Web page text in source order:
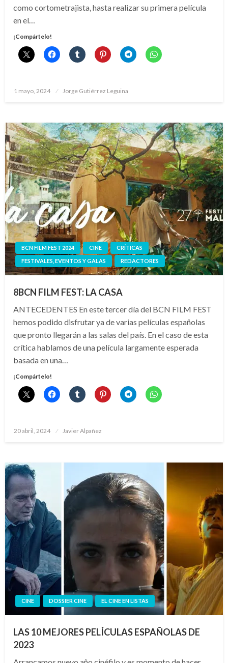
como cortometrajista, hasta realizar su primera película
en el…
¡Compártelo!
Publicado
1 mayo, 2024 Jorge Gutiérrez Leguina
BCN FILM FEST 2024 CINE
CRÍTICAS
FESTIVALES, EVENTOS Y GALAS
REDACTORES
8BCN FILM FEST: LA CASA
ANTECEDENTES En este tercer día del BCN FILM FEST
hemos podido disfrutar ya de varias películas españolas
que pronto llegarán a las salas del país. En el caso de esta
crítica hablamos de una película largamente esperada
basada en una…
¡Compártelo!
Publicado
20 abril, 2024 Javier Alpañez
CINE DOSSIER CINE EL CINE EN LISTAS
LAS 10 MEJORES PELÍCULAS ESPAÑOLAS DE
2023